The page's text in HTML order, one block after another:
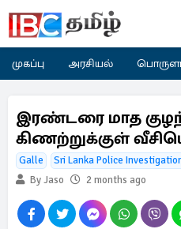
முகப்பு அரசியல்
இரண்டரை மாத
கிணற்றுக்குள்
Galle Sri Lanka Police
By Jaso
2 months ago